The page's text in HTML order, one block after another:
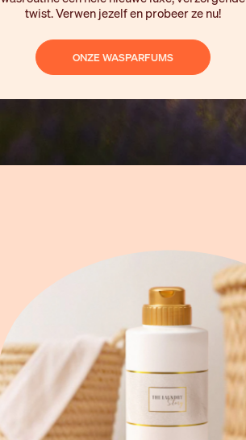
twist. Verwen jezelf en probeer ze nu!
ONZE WASPARFUMS